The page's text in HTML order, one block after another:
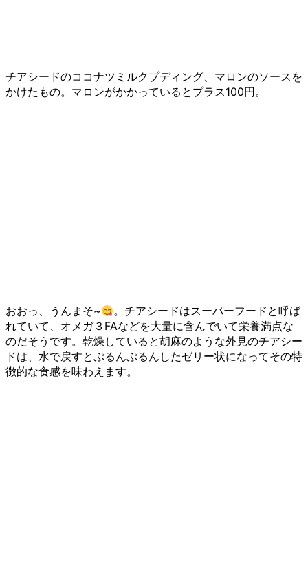
チアシードのココナツミルクプディング、マロンのソースを
かけたもの。マロンがかかっているとプラス100円。
おおっ、うんまそ~
。チアシードはスーパーフードと呼ば
れていて、オメガ３FAなどを大量に含んでいて栄養満点な
のだそうです。乾燥していると胡麻のような外見のチアシー
ドは、水で戻すとぷるんぷるんしたゼリー状になってその特
徴的な食感を味わえます。